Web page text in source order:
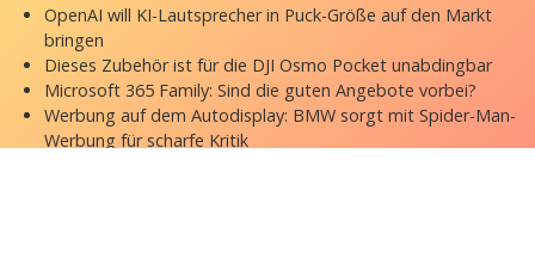
OpenAI will KI-Lautsprecher in Puck-Größe auf den Markt
bringen
Dieses Zubehör ist für die DJI Osmo Pocket unabdingbar
Microsoft 365 Family: Sind die guten Angebote vorbei?
Werbung auf dem Autodisplay: BMW sorgt mit Spider-Man-
Werbung für scharfe Kritik